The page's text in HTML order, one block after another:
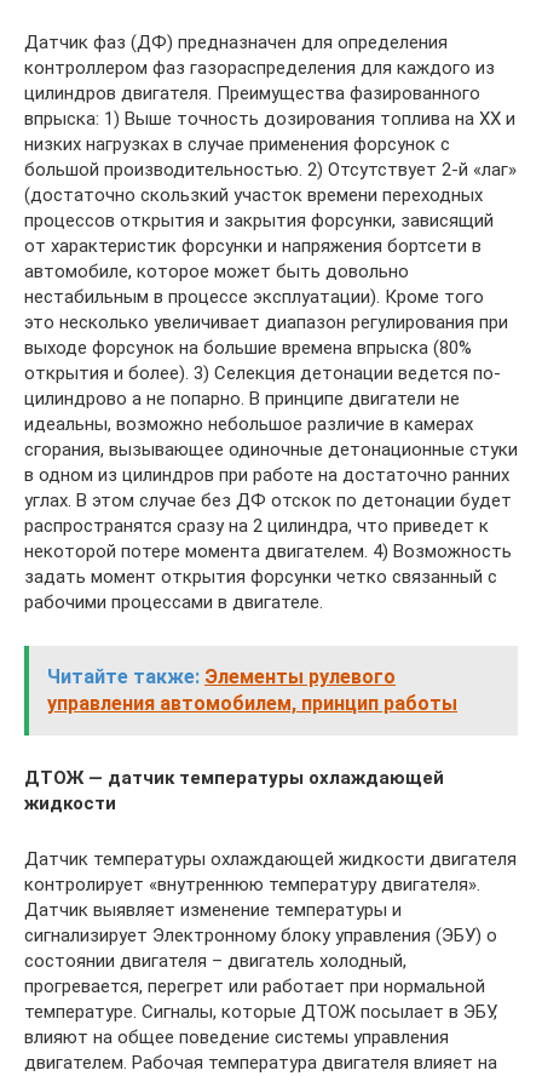
Датчик фаз (ДФ) предназначен для определения
контроллером фаз газораспределения для каждого из
цилиндров двигателя. Преимущества фазированного
впрыска: 1) Выше точность дозирования топлива на ХХ и
низких нагрузках в случае применения форсунок с
большой производительностью. 2) Отсутствует 2-й «лаг»
(достаточно скользкий участок времени переходных
процессов открытия и закрытия форсунки, зависящий
от характеристик форсунки и напряжения бортсети в
автомобиле, которое может быть довольно
нестабильным в процессе эксплуатации). Кроме того
это несколько увеличивает диапазон регулирования при
выходе форсунок на большие времена впрыска (80%
открытия и более). 3) Селекция детонации ведется по-
цилиндрово а не попарно. В принципе двигатели не
идеальны, возможно небольшое различие в камерах
сгорания, вызывающее одиночные детонационные стуки
в одном из цилиндров при работе на достаточно ранних
углах. В этом случае без ДФ отскок по детонации будет
распространятся сразу на 2 цилиндра, что приведет к
некоторой потере момента двигателем. 4) Возможность
задать момент открытия форсунки четко связанный с
рабочими процессами в двигателе.
Читайте также: Элементы рулевого
управления автомобилем, принцип работы
ДТОЖ — датчик температуры охлаждающей
жидкости
Датчик температуры охлаждающей жидкости двигателя
контролирует «внутреннюю температуру двигателя».
Датчик выявляет изменение температуры и
сигнализирует Электронному блоку управления (ЭБУ) о
состоянии двигателя – двигатель холодный,
прогревается, перегрет или работает при нормальной
температуре. Сигналы, которые ДТОЖ посылает в ЭБУ,
влияют на общее поведение системы управления
двигателем. Рабочая температура двигателя влияет на